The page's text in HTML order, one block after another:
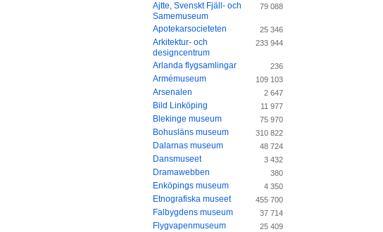
Ajtte, Svenskt Fjäll- och
Samemuseum
79 088
Apotekarsocieteten 25 346
Arkitektur- och
designcentrum
233 944
Arlanda flygsamlingar 236
Armémuseum 109 103
Arsenalen 2 647
Bild Linköping 11 977
Blekinge museum 75 970
Bohusläns museum 310 822
Dalarnas museum 48 724
Dansmuseet 3 432
Dramawebben 380
Enköpings museum 4 350
Etnografiska museet 455 700
Falbygdens museum 37 714
Flygvapenmuseum 25 409